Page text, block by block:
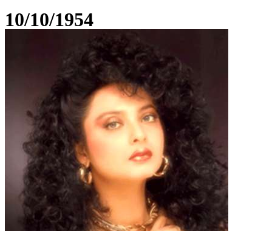
10/10/1954